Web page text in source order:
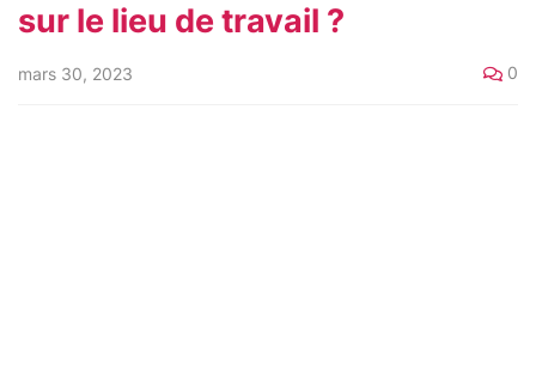
sur le lieu de travail ?
mars 30, 2023 0